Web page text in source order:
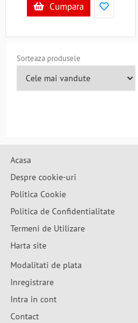
Cumpara
Sorteaza produsele
Acasa
Despre cookie-uri
Politica Cookie
Politica de Confidentialitate
Termeni de Utilizare
Harta site
Modalitati de plata
Inregistrare
Intra in cont
Contact